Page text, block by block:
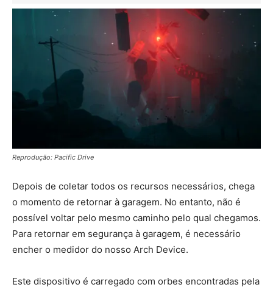
Reprodução: Pacific Drive
Depois de coletar todos os recursos necessários, chega
o momento de retornar à garagem. No entanto, não é
possível voltar pelo mesmo caminho pelo qual chegamos.
Para retornar em segurança à garagem, é necessário
encher o medidor do nosso Arch Device.
Este dispositivo é carregado com orbes encontradas pela